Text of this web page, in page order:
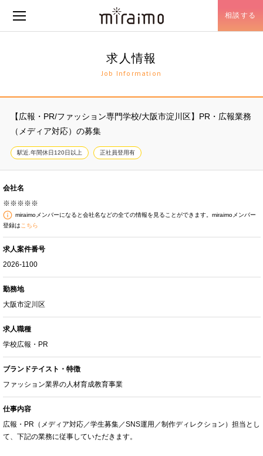
相談する
求人情報
Job Information
【広報・PR/ファッション専門学校/大阪市淀川区】PR・広報業務
（メディア対応）の募集
駅近.年間休日120日以上 正社員登用有
会社名
※※※※※
miraimoメンバーになると会社名などの全ての情報を見ることができます。miraimoメンバー
登録は こちら
求人案件番号
2026-1100
勤務地
大阪市淀川区
求人職種
学校広報・PR
ブランドテイスト・特徴
ファッション業界の人材育成教育事業
仕事内容
広報・PR（メディア対応／学生募集／SNS運用／制作ディレクション）担当とし
て、下記の業務に従事していただきます。